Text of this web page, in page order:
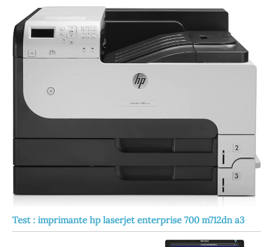
Test : imprimante hp laserjet enterprise 700 m712dn a3